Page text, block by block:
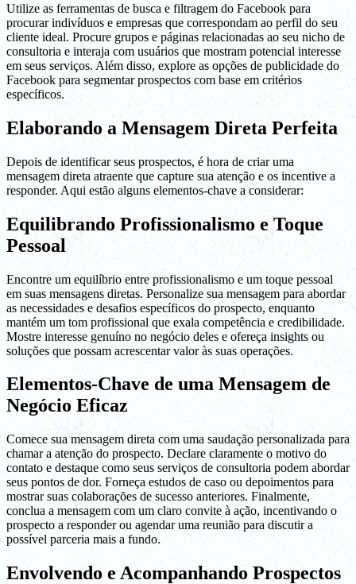
Utilize as ferramentas de busca e filtragem do Facebook para
procurar indivíduos e empresas que correspondam ao perfil do seu
cliente ideal. Procure grupos e páginas relacionadas ao seu nicho de
consultoria e interaja com usuários que mostram potencial interesse
em seus serviços. Além disso, explore as opções de publicidade do
Facebook para segmentar prospectos com base em critérios
específicos.
Elaborando a Mensagem Direta Perfeita
Depois de identificar seus prospectos, é hora de criar uma
mensagem direta atraente que capture sua atenção e os incentive a
responder. Aqui estão alguns elementos-chave a considerar:
Equilibrando Profissionalismo e Toque
Pessoal
Encontre um equilíbrio entre profissionalismo e um toque pessoal
em suas mensagens diretas. Personalize sua mensagem para abordar
as necessidades e desafios específicos do prospecto, enquanto
mantém um tom profissional que exala competência e credibilidade.
Mostre interesse genuíno no negócio deles e ofereça insights ou
soluções que possam acrescentar valor às suas operações.
Elementos-Chave de uma Mensagem de
Negócio Eficaz
Comece sua mensagem direta com uma saudação personalizada para
chamar a atenção do prospecto. Declare claramente o motivo do
contato e destaque como seus serviços de consultoria podem abordar
seus pontos de dor. Forneça estudos de caso ou depoimentos para
mostrar suas colaborações de sucesso anteriores. Finalmente,
conclua a mensagem com um claro convite à ação, incentivando o
prospecto a responder ou agendar uma reunião para discutir a
possível parceria mais a fundo.
Envolvendo e Acompanhando Prospectos